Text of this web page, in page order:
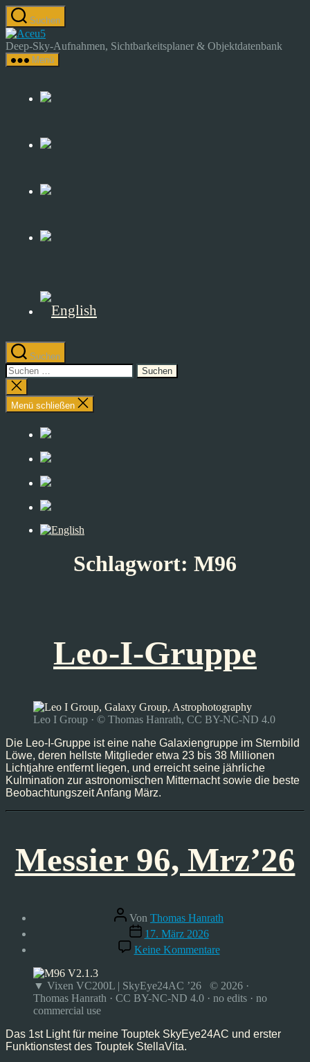
Zum
Inhalt
springen
Suchen
Astrocamp
–
Astrofotografie
Sky-
Deep-Sky-Aufnahmen, Sichtbarkeitsplaner & Objektdatenbank
Menü
Suchen
Suchen
nach:
Suche
schließen
Menü schließen
Schlagwort: M96
Leo-I-Gruppe
Leo I Group · © Thomas Hanrath, CC BY-NC-ND 4.0
Die Leo-I-Gruppe ist eine nahe Galaxiengruppe im Sternbild
Löwe, deren hellste Mitglieder etwa 23 bis 38 Millionen
Lichtjahre entfernt liegen, und erreicht seine jährliche
Kulmination zur astronomischen Mitternacht sowie die beste
Beobachtungszeit Anfang März.
Messier 96, Mrz’26
Beitragsautor
Von Thomas Hanrath
Veröffentlichungsdatum
17. März 2026
Keine Kommentarezu
Messier
Mrz’26
▼ Vixen VC200L | SkyEye24AC ’26 © 2026 ·
Thomas Hanrath · CC BY-NC-ND 4.0 · no edits · no
commercial use
Das 1st Light für meine Touptek SkyEye24AC und erster
Funktionstest des Touptek StellaVita.